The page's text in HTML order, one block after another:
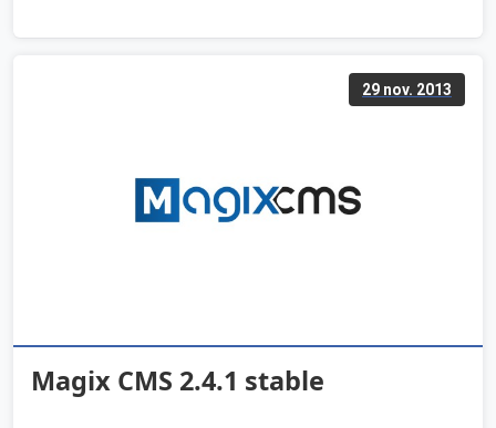
29 nov. 2013
Magix CMS 2.4.1 stable